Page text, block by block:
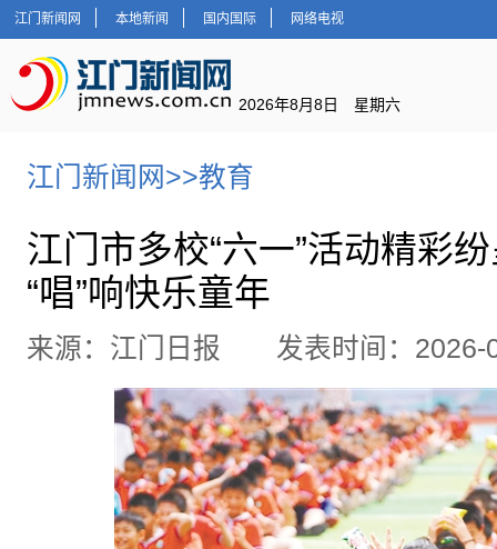
江门新闻网 本地新闻 国内国际 网络电视
2026年8月8日 星期六
江门新闻网 >>教育
江门市多校“六一”活动精彩
“唱”响快乐童年
来源：江门日报 发表时间：